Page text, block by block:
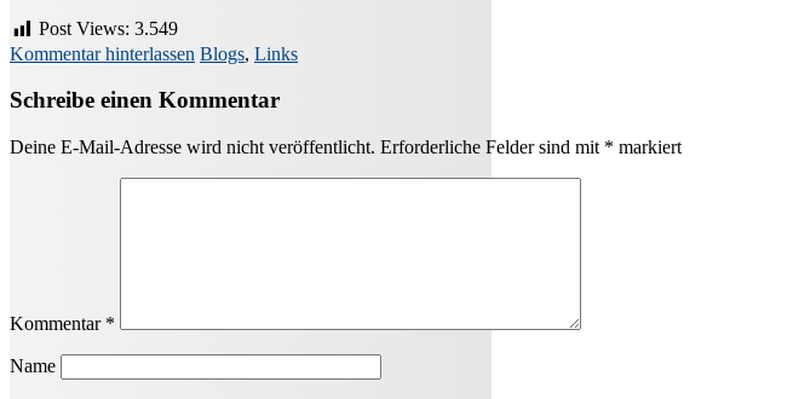
Post Views: 3.549
Kommentar hinterlassen Blogs, Links
Schreibe einen Kommentar
Deine E-Mail-Adresse wird nicht veröffentlicht. Erforderliche Felder sind mit * markiert
Kommentar *
Name